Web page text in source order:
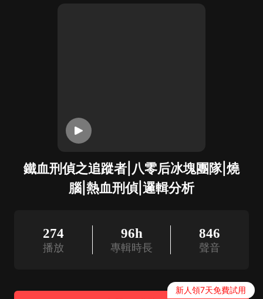
鐵血刑偵之追蹤者|八零后冰塊團隊|燒
腦|熱血刑偵|邏輯分析
274
播放
96h
專輯時長
846
聲音
新人領7天免費試用